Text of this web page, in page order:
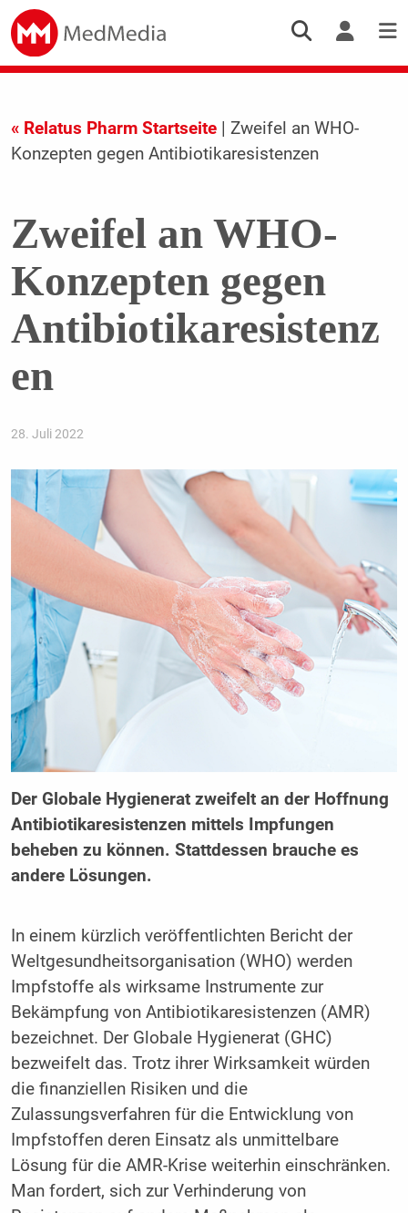
« Relatus Pharm Startseite| Zweifel an WHO-
Konzepten gegen Antibiotikaresistenzen
Zweifel an WHO-
Konzepten gegen
Antibiotikaresistenz
en
28. Juli 2022
Der Globale Hygienerat zweifelt an der Hoffnung
Antibiotikaresistenzen mittels Impfungen
beheben zu können. Stattdessen brauche es
andere Lösungen.
In einem kürzlich veröffentlichten Bericht der
Weltgesundheitsorganisation (WHO) werden
Impfstoffe als wirksame Instrumente zur
Bekämpfung von Antibiotikaresistenzen (AMR)
bezeichnet. Der Globale Hygienerat (GHC)
bezweifelt das. Trotz ihrer Wirksamkeit würden
die finanziellen Risiken und die
Zulassungsverfahren für die Entwicklung von
Impfstoffen deren Einsatz als unmittelbare
Lösung für die AMR-Krise weiterhin einschränken.
Man fordert, sich zur Verhinderung von